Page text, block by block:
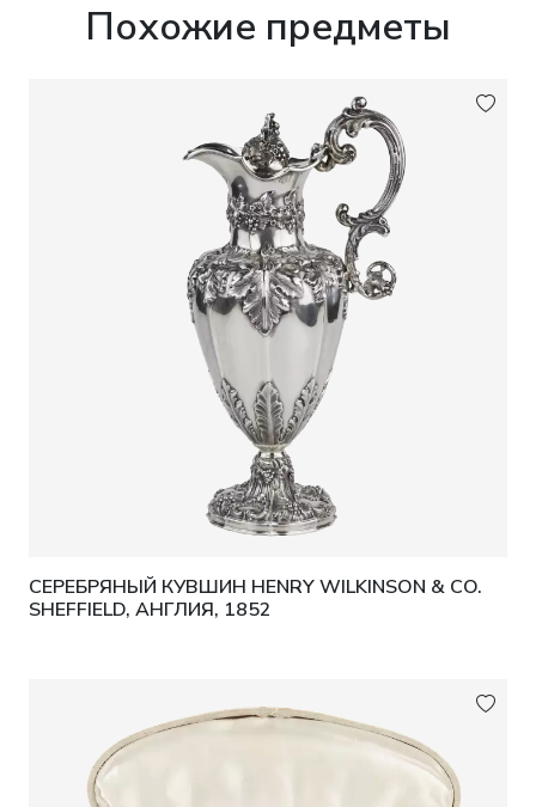
Общий вес серебра: 73 г.
Хорошее. Незначительные следы
бытования, соответствующие возрасту.
Стеклянные вставки и кофр сохранились.
Похожие предметы
СЕРЕБРЯНЫЙ КУВШИН HENRY WILKINSON & CO.
SHEFFIELD, АНГЛИЯ, 1852